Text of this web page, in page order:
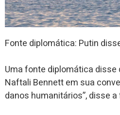
Fonte diplomática: Putin
Uma fonte diplomática
Naftali Bennett em sua
danos humanitários”, disse